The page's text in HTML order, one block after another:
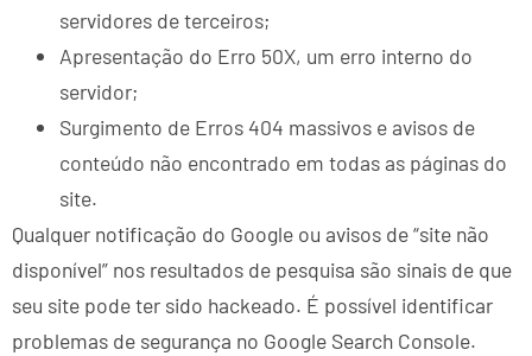
servidores de terceiros;
Apresentação do Erro 50X, um erro interno do
servidor;
Surgimento de Erros 404 massivos e avisos de
conteúdo não encontrado ​​em todas as páginas do
site.
Qualquer notificação do Google ou avisos de “site não
disponível” nos resultados de pesquisa são sinais de que
seu site pode ter sido hackeado. É possível identificar
problemas de segurança no Google Search Console.